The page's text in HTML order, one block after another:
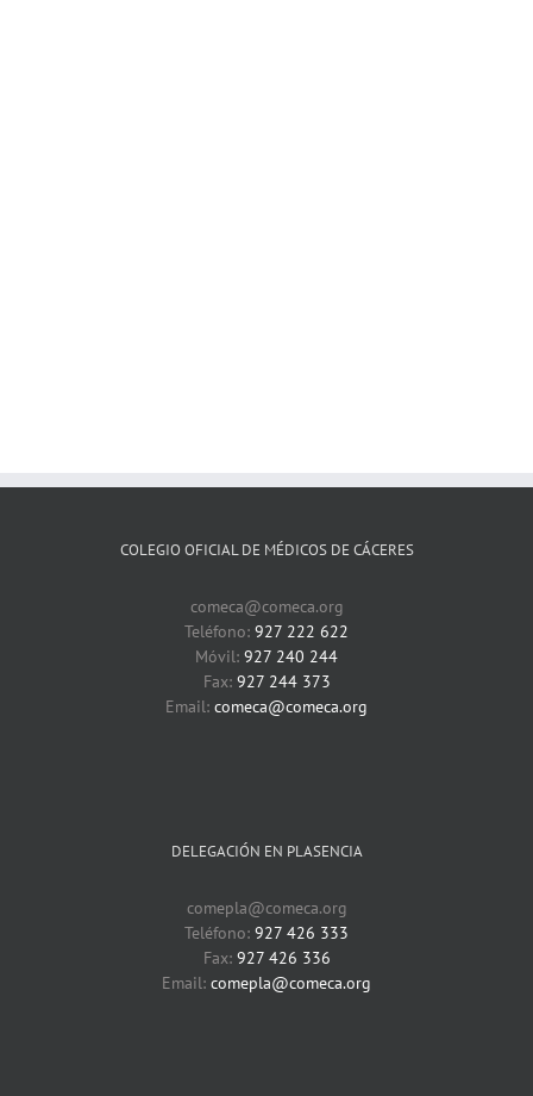
COLEGIO OFICIAL DE MÉDICOS DE CÁCERES
comeca@comeca.org
Teléfono: 927 222 622
Móvil: 927 240 244
Fax: 927 244 373
Email: comeca@comeca.org
DELEGACIÓN EN PLASENCIA
comepla@comeca.org
Teléfono: 927 426 333
Fax: 927 426 336
Email: comepla@comeca.org